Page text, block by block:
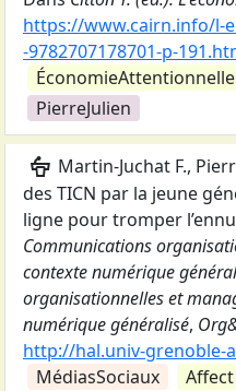
https://www.cairn.info/l-
-9782707178701-p-
ÉconomieAttentionnelle
PierreJulien
podium Martin-Juchat F.,
des TICN par la jeune
ligne pour tromper
Communications
contexte numérique
organisationnelles et
numérique généralisé,
http://hal.univ-grenoble-
MédiasSociaux
Affect